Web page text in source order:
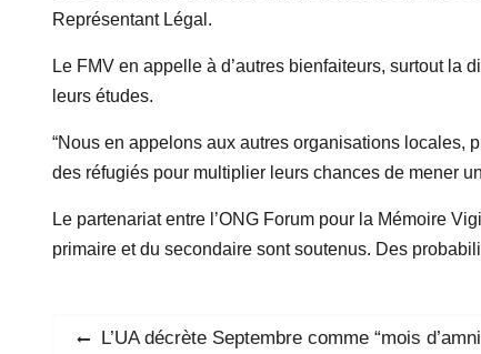
Représentant Légal.
Le FMV en appelle à d’autres bienfaiteurs, surtout
leurs études.
“Nous en appelons aux autres organisations locales,
des réfugiés pour multiplier leurs chances de mener
Le partenariat entre l’ONG Forum pour la Mémoire
primaire et du secondaire sont soutenus. Des
Navigation
Previous
L’UA décrète Septembre comme “mois